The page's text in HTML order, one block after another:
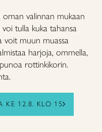
oman valinnan mukaan
tulla kuka tahansa
voit muun muassa
harjoja, ommella,
rottinkikorin.
KE 12.8. KLO 15